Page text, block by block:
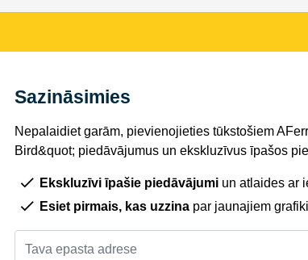
Sazināsimies
Nepalaidiet garām, pievienojieties tūkstošiem
Bird&quot; piedāvājumus un ekskluzīvus īpašos
Ekskluzīvi īpašie piedāvājumi un atlaides ar
Esiet pirmais, kas uzzina par jaunajiem